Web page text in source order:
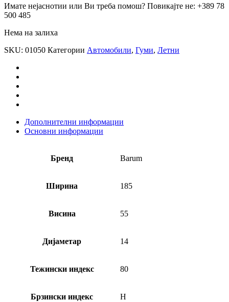
Имате нејаснотии или Ви треба помош? Повикајте не: +389 78
500 485
Нема на залиха
SKU: 01050 Категории Автомобили, Гуми, Летни
Дополнителни информации
Основни информации
Бренд Barum
Ширина 185
Висина 55
Дијаметар 14
Тежински индекс 80
Брзински индекс H